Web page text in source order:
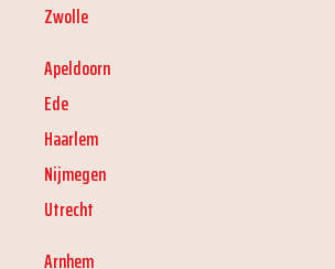
Zwolle
Apeldoorn
Ede
Haarlem
Nijmegen
Utrecht
Arnhem